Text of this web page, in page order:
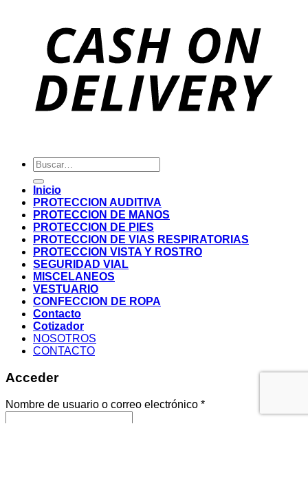
Buscar
por:
Inicio
PROTECCION AUDITIVA
PROTECCION DE MANOS
PROTECCION DE PIES
PROTECCION DE VIAS RESPIRATORIAS
PROTECCION VISTA Y ROSTRO
SEGURIDAD VIAL
MISCELANEOS
VESTUARIO
CONFECCION DE ROPA
Contacto
Cotizador
NOSOTROS
CONTACTO
Acceder
Nombre de usuario o correo electrónico *